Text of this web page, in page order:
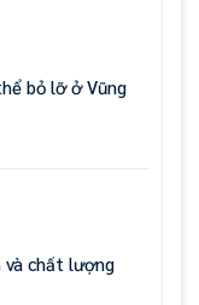
bỏ lỡ ở Vũng
và chất lượng